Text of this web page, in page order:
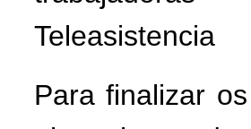
Teleasistencia
Para finalizar os